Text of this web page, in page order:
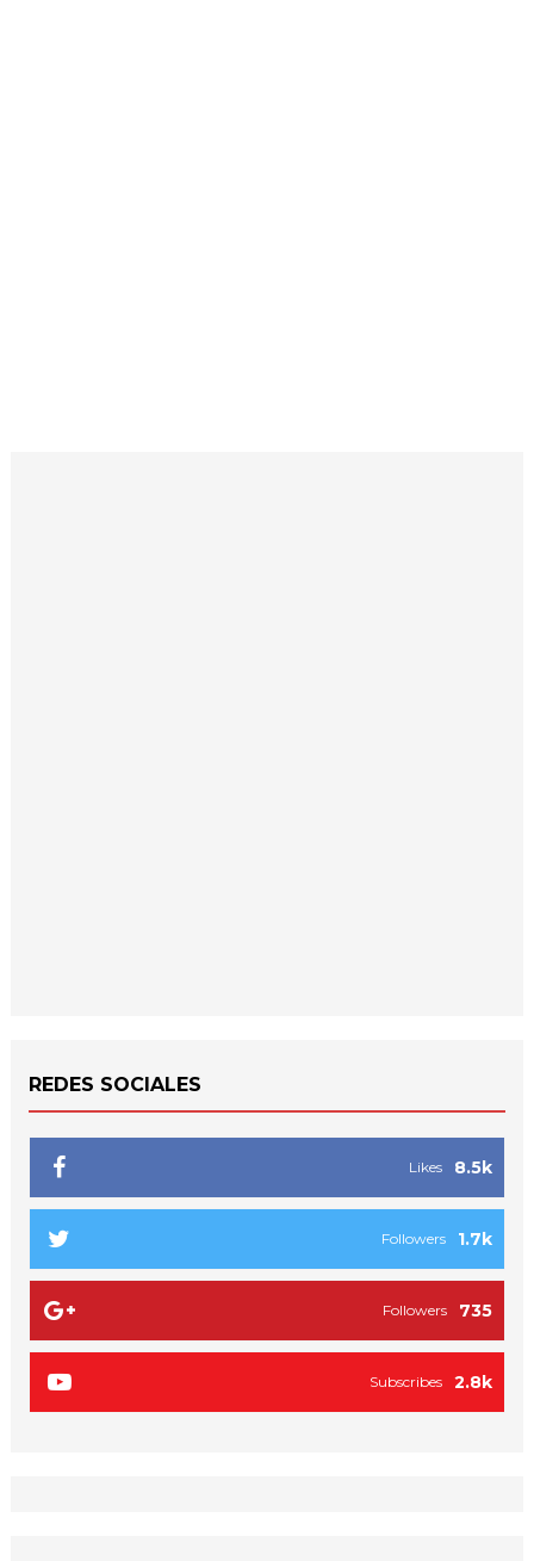
REDES SOCIALES
8.5k
Likes
1.7k
Followers
735
Followers
2.8k
Subscribes